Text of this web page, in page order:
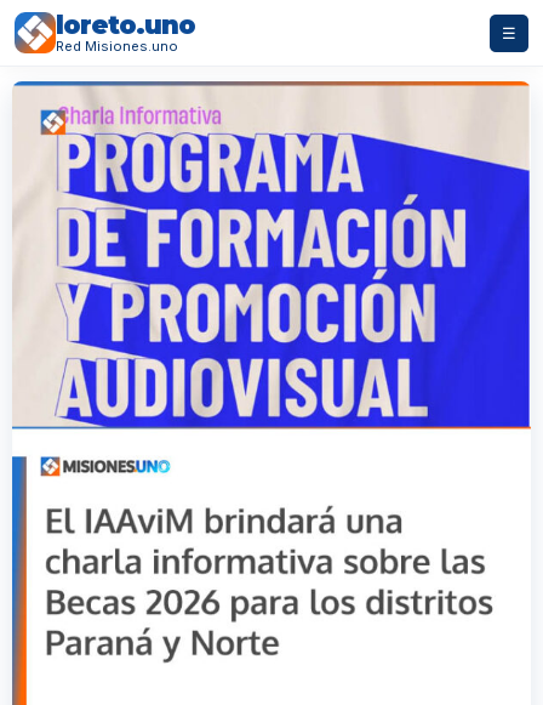
loreto.uno
Red Misiones.uno
☰